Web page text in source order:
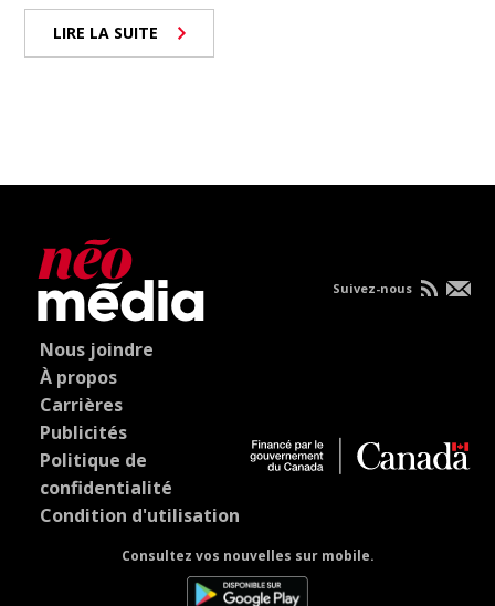
LIRE LA SUITE
Nous joindre
À propos
Carrières
Publicités
Politique de
confidentialité
Condition d'utilisation
Consultez vos nouvelles sur mobile.
Suivez-nous